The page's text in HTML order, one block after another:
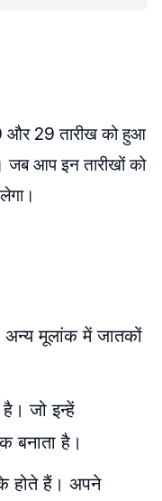
और 29 तारीख को हुआ
जब आप इन तारीखों को
अन्य मूलांक में जातकों
है। जो इन्हें
बनाता है।
होते हैं। अपने